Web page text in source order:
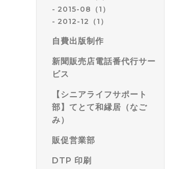
2015-08（1）
2012-12（1）
自費出版制作
新聞販売店電話番代行サー
ビス
【シニアライフサポート
部】てとて和縁居（なご
み）
販促営業部
DTP 印刷